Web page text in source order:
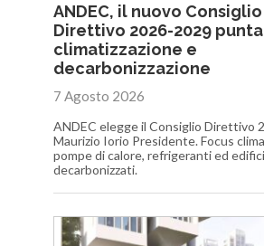
ANDEC, il nuovo Consiglio
Direttivo 2026-2029
climatizzazione e
decarbonizzazione
7 Agosto 2026
ANDEC elegge il Consiglio Direttivo
Maurizio Iorio Presidente. Focus
pompe di calore, refrigeranti ed edifici
decarbonizzati.